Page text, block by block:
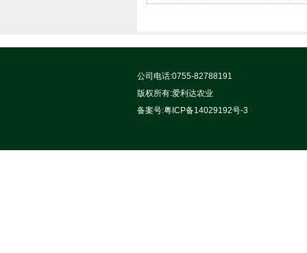
公司电话:0755-82788191
版权所有:爱利达农业
备案号:粤ICP备14029192号-3